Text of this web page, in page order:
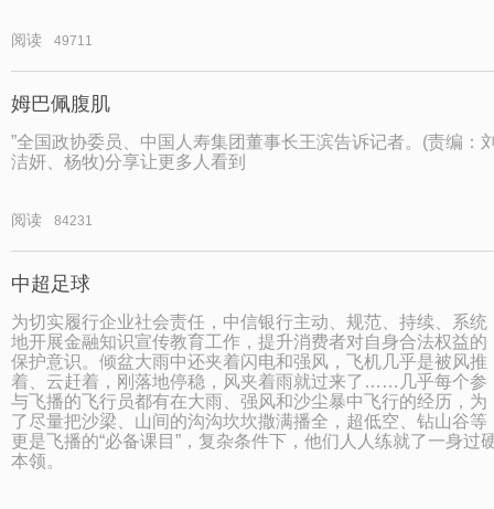
阅读 49711
姆巴佩腹肌
”全国政协委员、中国人寿集团董事长王滨告诉记者。(责编：
洁妍、杨牧)分享让更多人看到
阅读 84231
中超足球
为切实履行企业社会责任，中信银行主动、规范、持续、系统
地开展金融知识宣传教育工作，提升消费者对自身合法权益的
保护意识。倾盆大雨中还夹着闪电和强风，飞机几乎是被风推
着、云赶着，刚落地停稳，风夹着雨就过来了……几乎每个参
与飞播的飞行员都有在大雨、强风和沙尘暴中飞行的经历，为
了尽量把沙梁、山间的沟沟坎坎撒满播全，超低空、钻山谷等
更是飞播的“必备课目”，复杂条件下，他们人人练就了一身过
本领。